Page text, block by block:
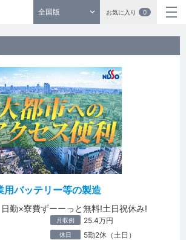
全国版 お気に入り 0
用バッテリー等の製造
日勤×寮費ずーーっと無料!土日祝休み!
月収例 25.4万円
休日 5勤2休（土日）